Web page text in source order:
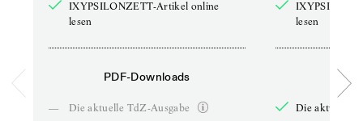
IXYPSILONZETT-Artikel online
lesen
PDF-Downloads
—
Die aktuelle TdZ-Ausgabe
lesen
Die aktuelle